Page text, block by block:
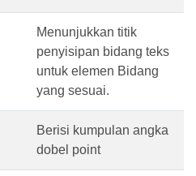
Menunjukkan titik
penyisipan bidang teks
untuk elemen Bidang
yang sesuai.
Berisi kumpulan angka
dobel point